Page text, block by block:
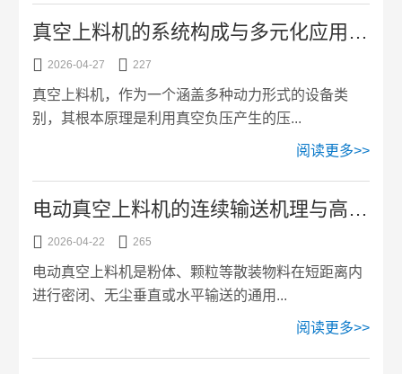
真空上料机的系统构成与多元化应用选型
 2026-04-27  227
真空上料机，作为一个涵盖多种动力形式的设备类
别，其根本原理是利用真空负压产生的压...
阅读更多>>
电动真空上料机的连续输送机理与高效运行管理
 2026-04-22  265
电动真空上料机是粉体、颗粒等散装物料在短距离内
进行密闭、无尘垂直或水平输送的通用...
阅读更多>>